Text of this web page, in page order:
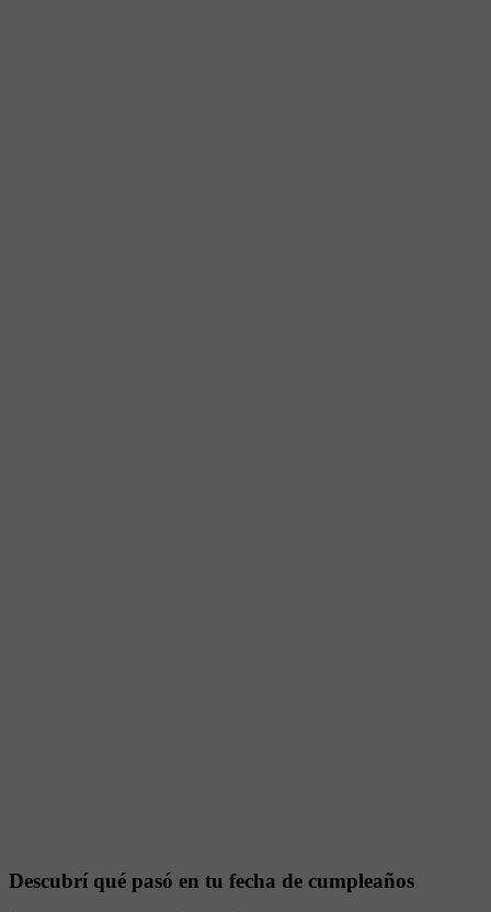
Descubrí qué pasó en tu fecha de cumpleaños